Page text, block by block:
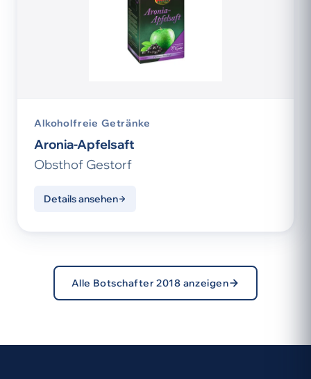
Alkoholfreie Getränke
Aronia-Apfelsaft
Obsthof Gestorf
Details ansehen
Alle Botschafter 2018 anzeigen